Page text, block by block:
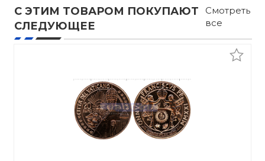
С ЭТИМ ТОВАРОМ ПОКУПАЮТ
СЛЕДУЮЩЕЕ
Смотреть
все